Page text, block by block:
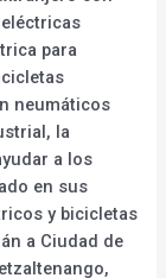
para
neumáticos
la
a los
en sus
y bicicletas
a Ciudad de